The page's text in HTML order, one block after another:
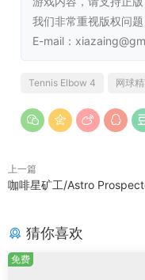
系统需求
最低配置：
需要 64 位处理器
内存：4 GB内存
/英特尔UHD显
DirectX版本：
需要
我们非常重视版权问
E-mail：
Tennis Elbow 4 网球
上一篇
咖啡星矿工/Astro
猜你喜欢
免费